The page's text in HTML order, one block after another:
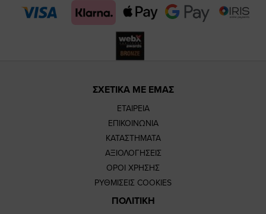
pagepage
ΣΧΕΤΙΚΑ ΜΕ ΕΜΑΣ
ΕΤΑΙΡΕΙΑ
ΕΠΙΚΟΙΝΩΝΙΑ
ΚΑΤΑΣΤΗΜΑΤΑ
ΑΞΙΟΛΟΓΗΣΕΙΣ
ΟΡΟΙ ΧΡΗΣΗΣ
ΡΥΘΜΙΣΕΙΣ COOKIES
ΠΟΛΙΤΙΚΗ